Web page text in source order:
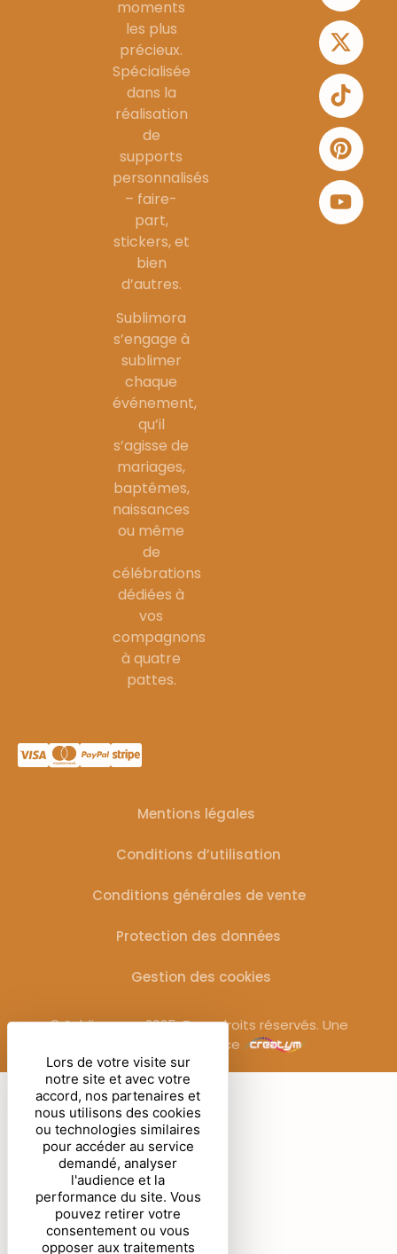
moments
les plus
précieux.
Spécialisée
dans la
réalisation
de
supports
personnalisés
– faire-
part,
stickers, et
bien
d’autres.
Sublimora
s’engage à
sublimer
chaque
événement,
qu’il
s’agisse de
mariages,
baptêmes,
naissances
ou même
de
célébrations
dédiées à
vos
compagnons
à quatre
pattes.
Mentions légales
Conditions d’utilisation
Conditions générales de vente
Protection des données
Gestion des cookies
© Sublimora – 2025. Tous droits réservés. Une
réalisation de l’agence
Lors de votre visite sur
notre site et avec votre
accord, nos partenaires et
nous utilisons des cookies
ou technologies similaires
pour accéder au service
demandé, analyser
l'audience et la
performance du site. Vous
pouvez retirer votre
consentement ou vous
opposer aux traitements